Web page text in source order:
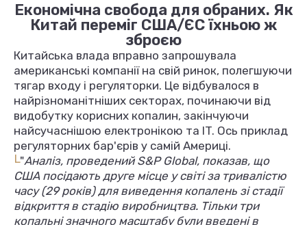
Економічна свобода для обраних. Як
Китай переміг США/ЄС їхньою ж
зброєю
Китайська влада вправно запрошувала
американські компанії на свій ринок, полегшуючи
тягар входу і регуляторки. Це відбувалося в
найрізноманітніших секторах, починаючи від
видобутку корисних копалин, закінчуючи
найсучаснішою електронікою та IT. Ось приклад
регуляторних бар'єрів у самій Америці.
L"Аналіз, проведений S&P Global, показав, що
США посідають друге місце у світі за тривалістю
часу (29 років) для виведення копалень зі стадії
відкриття в стадію виробництва. Тільки три
копальні значного масштабу були введені в